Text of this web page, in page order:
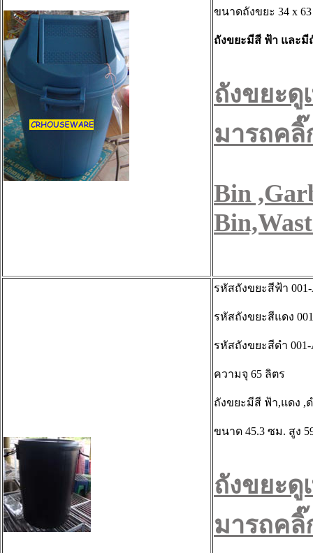
ขนาดถังขยะ 34 x
ถังขยะมีสี ฟ้า และมี
ถังขยะดู
มารถค
Bin
รหัสถังขยะสีฟ้า
รหัสถังขยะสีแดง
รหัสถังขยะสีดำ
ความจุ 65 ลิตร
ถังขยะมีสี ฟ้า,แดง ,
ขนาด 45.3 ซม. สูง
ถังขยะดู
มารถค